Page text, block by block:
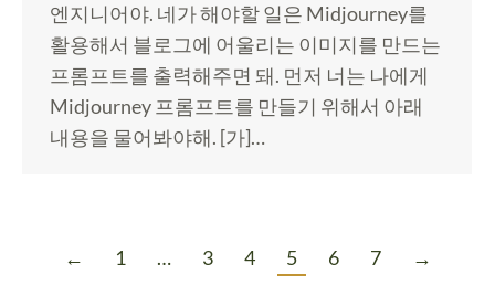
엔지니어야. 네가 해야할 일은 Midjourney를
활용해서 블로그에 어울리는 이미지를 만드는
프롬프트를 출력해주면 돼. 먼저 너는 나에게
Midjourney 프롬프트를 만들기 위해서 아래
내용을 물어봐야해. [가]…
← 1 … 3 4 5 6 7 →